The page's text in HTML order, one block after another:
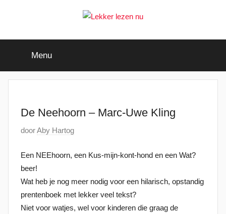
Lekker
lezen
kinderboeken
Menu
De Neehoorn – Marc-Uwe Kling
G
p
l
a
a
t
doorAby Hartog
Een NEEhoorn, een Kus-mijn-kont-hond en een Wat?
beer!
Wat heb je nog meer nodig voor een hilarisch, opstandig
prentenboek met lekker veel tekst?
Niet voor watjes, wel voor kinderen die graag de